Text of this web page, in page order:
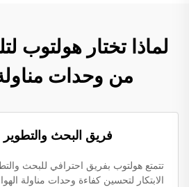
لماذا تختار هولتوب
من وحدات
فريق البحث
تتمتع هولتوب بفريق احترافي للبحث
الابتكار لتحسين كفاءة وحدات مناولة